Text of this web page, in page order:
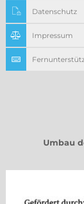
Datenschutz
Impressum
Umbau